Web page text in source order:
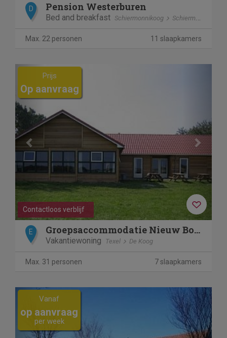
D Pension Westerburen
Bed and breakfast Schiermonnikoog Schiermonnikoog
Max. 22 personen 11 slaapkamers
Previous
Contactloos verblijf
Prijs
Op aanvraag
E Groepsaccommodatie Nieuw Bornrif
Vakantiewoning Texel De Koog
Max. 31 personen 7 slaapkamers
Previous Next
Vanaf
op aanvraag
per week